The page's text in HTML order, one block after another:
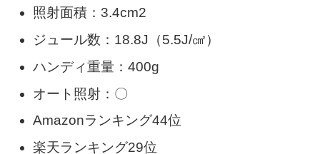
照射面積：3.4cm2
ジュール数：18.8J（5.5J/㎠）
ハンディ重量：400g
オート照射：〇
Amazonランキング44位
楽天ランキング29位